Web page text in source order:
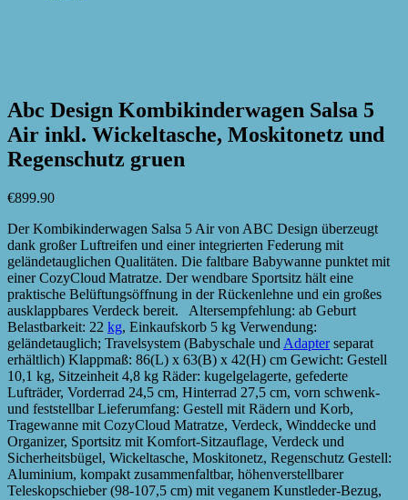
Abc Design Kombikinderwagen Salsa 5
Air inkl. Wickeltasche, Moskitonetz und
Regenschutz gruen
€899.90
Der Kombikinderwagen Salsa 5 Air von ABC Design überzeugt
dank großer Luftreifen und einer integrierten Federung mit
geländetauglichen Qualitäten. Die faltbare Babywanne punktet mit
einer CozyCloud Matratze. Der wendbare Sportsitz hält eine
praktische Belüftungsöffnung in der Rückenlehne und ein großes
ausklappbares Verdeck bereit. Altersempfehlung: ab Geburt
Belastbarkeit: 22 kg, Einkaufskorb 5 kg Verwendung:
geländetauglich; Travelsystem (Babyschale und Adapterseparat
erhältlich) Klappmaß: 86(L) x 63(B) x 42(H) cm Gewicht: Gestell
10,1 kg, Sitzeinheit 4,8 kg Räder: kugelgelagerte, gefederte
Lufträder, Vorderrad 24,5 cm, Hinterrad 27,5 cm, vorn schwenk-
und feststellbar Lieferumfang: Gestell mit Rädern und Korb,
Tragewanne mit CozyCloud Matratze, Verdeck, Winddecke und
Organizer, Sportsitz mit Komfort-Sitzauflage, Verdeck und
Sicherheitsbügel, Wickeltasche, Moskitonetz, Regenschutz Gestell:
Aluminium, kompakt zusammenfaltbar, höhenverstellbarer
Teleskopschieber (98-107,5 cm) mit veganem Kunstleder-Bezug,